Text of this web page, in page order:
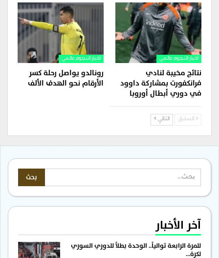
أخبار النجوم عالمي
نتائج مخيبة لنادي
فرانكفورت بمشاركة داوود
في دوري أبطال أوروبا
أخبار النجوم عالمي
رونالدو يواصل رحلة كسر
الأرقام نحو الهدف الألف
السابق التالي
آخر الأخبار
للمرة الرابعة توالياً.. الوحدة بطلاً للدوري السوري
لكرة…